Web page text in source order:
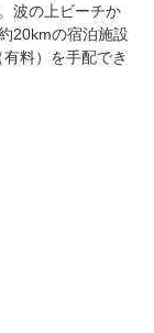
波の上ビーチか
20kmの宿泊施設
料）を手配でき